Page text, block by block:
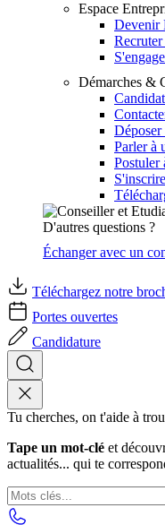
Espace
Devenir
Démarches &
Déposer
Parler à
Postuler
D'autres questions ?
Échanger avec un
Téléchargez notre
Portes ouvertes
Candidature
Tu cherches, on t'aide à
Tape un mot-clé et
actualités... qui te